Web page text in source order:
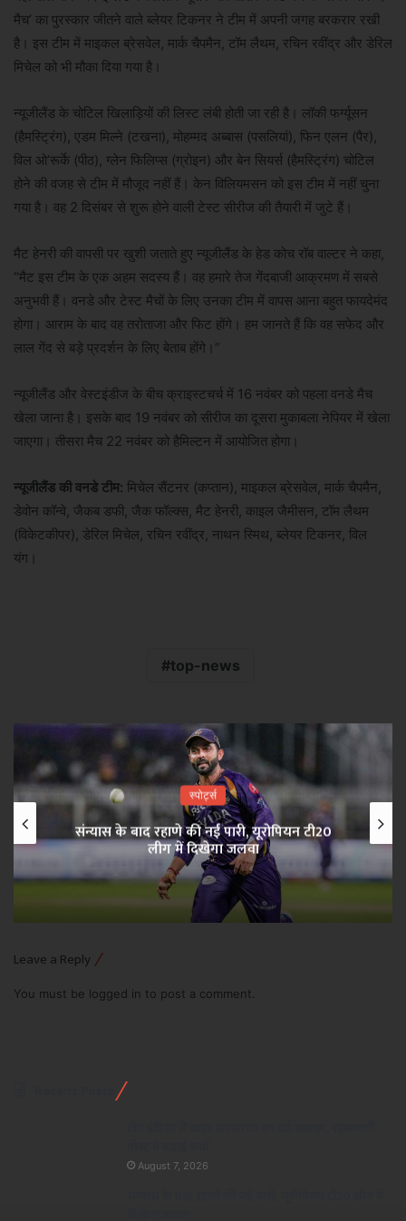
मैच’ का पुरस्कार जीतने वाले ब्लेयर टिकनर ने टीम में अपनी जगह बरकरार रखी
है। इस टीम में माइकल ब्रेसवेल, मार्क चैपमैन, टॉम लैथम, रचिन रवींद्र और डेरिल
मिचेल को भी मौका दिया गया है।
न्यूजीलैंड के चोटिल खिलाड़ियों की लिस्ट लंबी होती जा रही है। लॉकी फर्ग्यूसन
(हैमस्ट्रिंग), एडम मिल्ने (टखना), मोहम्मद अब्बास (पसलियां), फिन एलन (पैर),
विल ओ’रूर्के (पीठ), ग्लेन फिलिप्स (ग्रोइन) और बेन सियर्स (हैमस्ट्रिंग) चोटिल
होने की वजह से टीम में मौजूद नहीं हैं। केन विलियमसन को इस टीम में नहीं चुना
गया है। वह 2 दिसंबर से शुरू होने वाली टेस्ट सीरीज की तैयारी में जुटे हैं।
मैट हेनरी की वापसी पर खुशी जताते हुए न्यूजीलैंड के हेड कोच रॉब वाल्टर ने कहा,
“मैट इस टीम के एक अहम सदस्य हैं। वह हमारे तेज गेंदबाजी आक्रमण में सबसे
अनुभवी हैं। वनडे और टेस्ट मैचों के लिए उनका टीम में वापस आना बहुत फायदेमंद
होगा। आराम के बाद वह तरोताजा और फिट होंगे। हम जानते हैं कि वह सफेद और
लाल गेंद से बड़े प्रदर्शन के लिए बेताब होंगे।”
न्यूजीलैंड और वेस्टइंडीज के बीच क्राइस्टचर्च में 16 नवंबर को पहला वनडे मैच
खेला जाना है। इसके बाद 19 नवंबर को सीरीज का दूसरा मुकाबला नेपियर में खेला
जाएगा। तीसरा मैच 22 नवंबर को हैमिल्टन में आयोजित होगा।
न्यूजीलैंड की वनडे टीम: मिचेल सैंटनर (कप्तान), माइकल ब्रेसवेल, मार्क चैपमैन,
डेवोन कॉन्वे, जैकब डफी, जैक फॉल्क्स, मैट हेनरी, काइल जैमीसन, टॉम लैथम
(विकेटकीपर), डेरिल मिचेल, रचिन रवींद्र, नाथन स्मिथ, ब्लेयर टिकनर, विल
यंग।
top-news
स्पोर्ट्स
संन्यास के बाद रहाणे की नई पारी, यूरोपियन टी20
लीग में दिखेगा जलवा
Leave a Reply
You must be logged in to post a comment.
August 7, 2026